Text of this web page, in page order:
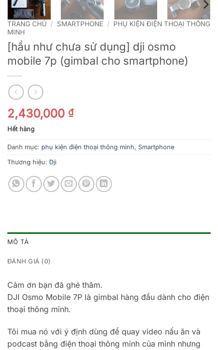
TRANG CHỦ / SMARTPHONE / PHỤ KIỆN ĐIỆN THOẠI THÔNG
MINH
[hầu như chưa sử dụng] dji osmo
mobile 7p (gimbal cho smartphone)
2,430,000 ₫
Hết hàng
Danh mục: phụ kiện điện thoại thông minh, Smartphone
Thương hiệu: Dji
MÔ TẢ
ĐÁNH GIÁ (0)
Cảm ơn bạn đã ghé thăm.
DJI Osmo Mobile 7P là gimbal hàng đầu dành cho điện
thoại thông minh.
Tôi mua nó với ý định dùng để quay video nấu ăn và
podcast bằng điện thoại thông minh của mình nhưng